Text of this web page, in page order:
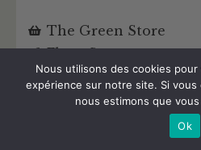
The Green Store
Fleur Sous serre
Fleur à dominance
Fleur Gorilla Glue
Nous utilisons des cookies
expérience sur notre site. Si
nous estimons que
Ok